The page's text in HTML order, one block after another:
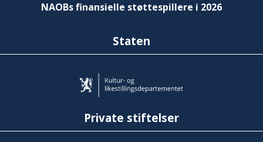
NAOBs finansielle støttespillere i 2026
Staten
Private stiftelser